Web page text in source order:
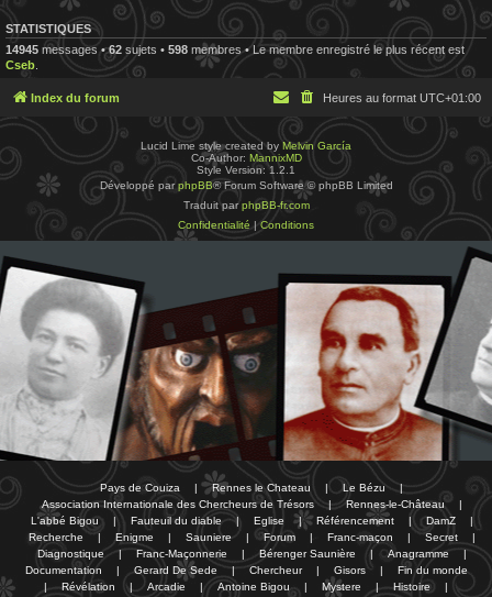
STATISTIQUES
14945 messages •62 sujets • 598 membres • Le membre enregistré le plus récent est
Cseb
Index du forum Heures au format UTC+01:00
Lucid Lime style created by Melvin García
Co-Author: MannixMD
Style Version: 1.2.1
Développé parphpBB® Forum Software © phpBB Limited
Traduit parphpBB-fr.com
Confidentialité |Conditions
Pays de Couiza | Rennes le Chateau | Le Bézu
|
Association Internationale des Chercheurs de Trésors
| Rennes-le-Château
|
L'abbé Bigou
| Fauteuil du diable | Eglise | Référencement | DamZ
|
Recherche
| Enigme | Sauniere | Forum | Franc-maçon | Secret
|
Diagnostique
| Franc-Maçonnerie | Bérenger Saunière | Anagramme
|
Documentation
| Gerard De Sede | Chercheur | Gisors |
Fin du monde
|
Révélation | Arcadie | Antoine Bigou | Mystere | Histoire |